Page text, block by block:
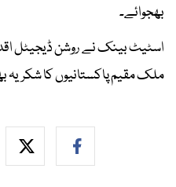
بھجوائے۔
اسٹیٹ بینک نے روشن ڈیجیٹل
ملک مقیم پاکستانیوں کا شکریہ